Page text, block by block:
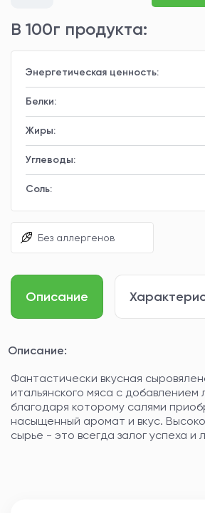
В 100г продукта:
Энергетическая ценность:
Белки:
Жиры:
Углеводы:
Соль:
Без аллергенов
Описание
Описание:
Фантастически вкусная
итальянского мяса с
благодаря которому салями
насыщенный аромат и вкус.
сырье - это всегда залог успеха и